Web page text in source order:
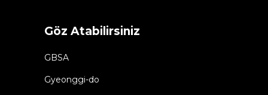
Göz Atabilirsiniz
GBSA
Gyeonggi-do